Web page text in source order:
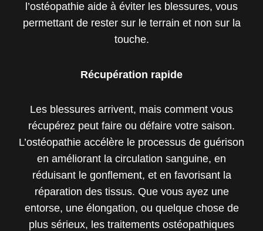
l’ostéopathie aide à éviter les blessures, vous
permettant de rester sur le terrain et non sur la
touche.
Récupération rapide
Les blessures arrivent, mais comment vous
récupérez peut faire ou défaire votre saison.
L’ostéopathie accélère le processus de guérison
en améliorant la circulation sanguine, en
réduisant le gonflement, et en favorisant la
réparation des tissus. Que vous ayez une
entorse, une élongation, ou quelque chose de
plus sérieux, les traitements ostéopathiques